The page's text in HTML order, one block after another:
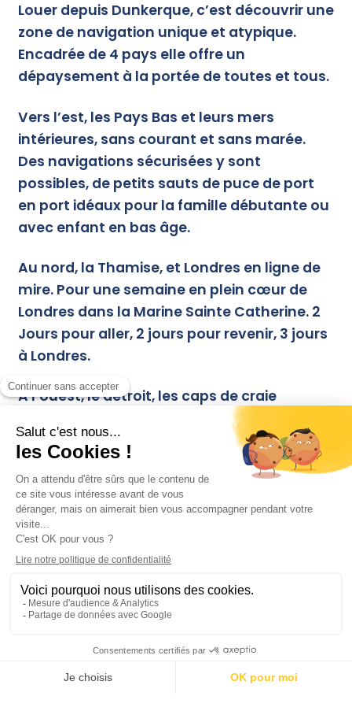
Louer depuis Dunkerque, c’est découvrir une
zone de navigation unique et atypique.
Encadrée de 4 pays elle offre un
dépaysement à la portée de toutes et tous.
Vers l’est, les Pays Bas et leurs mers
intérieures, sans courant et sans marée.
Des navigations sécurisées y sont
possibles, de petits sauts de puce de port
en port idéaux pour la famille débutante ou
avec enfant en bas âge.
Au nord, la Thamise, et Londres en ligne de
mire. Pour une semaine en plein cœur de
Londres dans la Marine Sainte Catherine. 2
Jours pour aller, 2 jours pour revenir, 3 jours
à Londres.
A l’ouest, le détroit, les caps de craie
blanche, la manche et la haute mer.
Eastbourne, Brighton, Wight….
En savoir plus
sur la zone de navigation
« Cléon » Océanis 50 ;Confort: 3 cabines, un
carrée XXL, 2 frigos, des prestations haut de
gamme, télévision.
panneau solaire, propulseur d’étrave, grand
voile et génois enrouleur. 2 barres à roue,
propulseur d’étrave.Electronique :
TARIFS ET RESERVATION ICI